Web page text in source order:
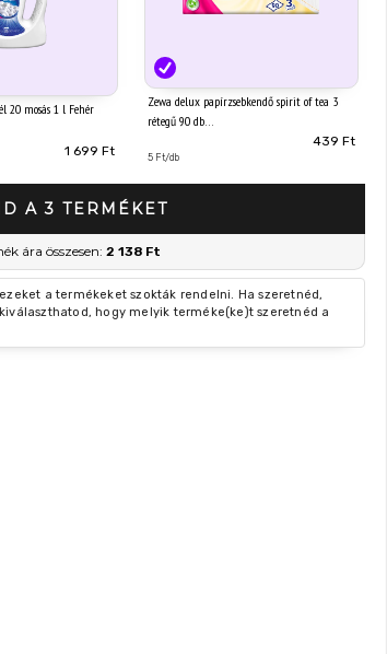
20 mosás 1 l Fehér
1 699 Ft
Zewa delux papírzsebkendő spirit of tea 3
rétegű 90 db
439 Ft
5 Ft/db
A 3 TERMÉKET
ára összesen: 2 138 Ft
a termékeket szokták rendelni. Ha szeretnéd,
hogy melyik terméke(ke)t szeretnéd a